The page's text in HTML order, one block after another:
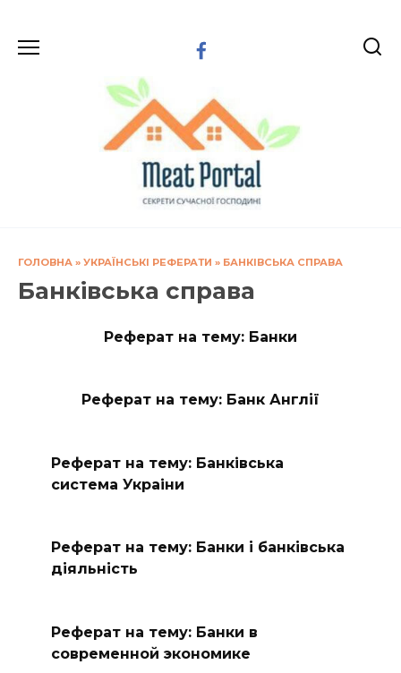
вмісту
ГОЛОВНА » УКРАЇНСЬКІ РЕФЕРАТИ » БАНКІВСЬКА СПРАВА
Банківська справа
Реферат на тему: Банки
Реферат на тему: Банк Англії
Реферат на тему: Банкiвська
система Украiни
Реферат на тему: Банки і банківська
діяльність
Реферат на тему: Банки в
современной экономике